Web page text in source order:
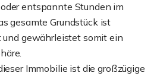
entspannte Stunden im
gesamte Grundstück ist
gewährleistet somit ein
Immobilie ist die großzügige